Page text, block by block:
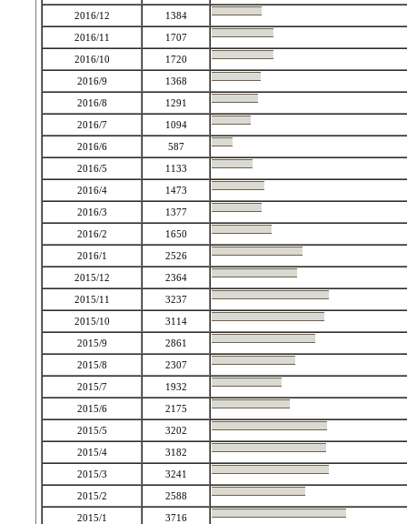
2016/12
1384
2016/11
1707
2016/10
1720
2016/9
1368
2016/8
1291
2016/7
1094
2016/6
587
2016/5
1133
2016/4
1473
2016/3
1377
2016/2
1650
2016/1
2526
2015/12
2364
2015/11
3237
2015/10
3114
2015/9
2861
2015/8
2307
2015/7
1932
2015/6
2175
2015/5
3202
2015/4
3182
2015/3
3241
2015/2
2588
2015/1
3716